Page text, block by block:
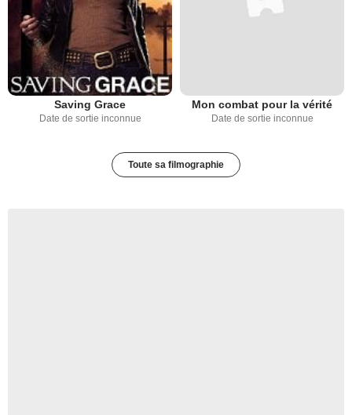
Saving Grace
Date de sortie inconnue
Mon combat pour la vérité
Date de sortie inconnue
Toute sa filmographie